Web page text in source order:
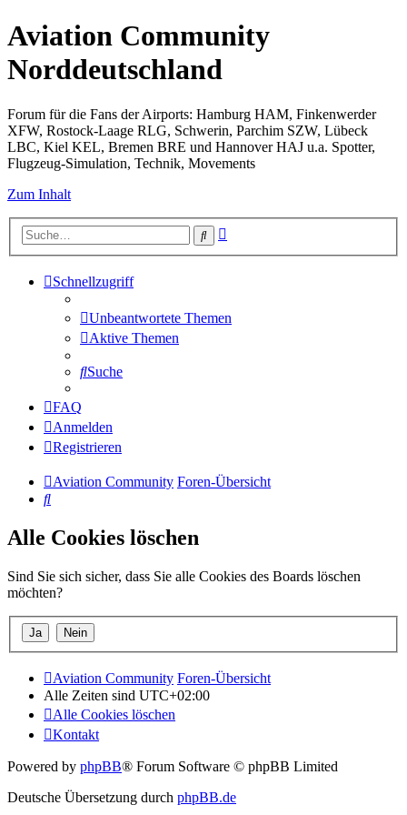
Aviation Community
Norddeutschland
Forum für die Fans der Airports: Hamburg HAM, Finkenwerder
XFW, Rostock-Laage RLG, Schwerin, Parchim SZW, Lübeck
LBC, Kiel KEL, Bremen BRE und Hannover HAJ u.a. Spotter,
Flugzeug-Simulation, Technik, Movements
Zum Inhalt
Suche
Schnellzugriff
Unbeantwortete Themen
Aktive Themen
Suche
FAQ
Anmelden
Registrieren
Aviation Community Foren-Übersicht
Suche
Alle Cookies löschen
Sind Sie sich sicher, dass Sie alle Cookies des Boards löschen
möchten?
Aviation Community Foren-Übersicht
Alle Zeiten sind UTC+02:00
Alle Cookies löschen
Kontakt
Powered by phpBB® Forum Software © phpBB Limited
Deutsche Übersetzung durch phpBB.de